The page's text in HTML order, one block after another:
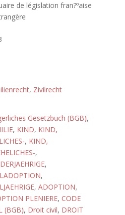
de législation fran?ºaise
, Zivilrecht
Gesetzbuch (BGB),
, KIND, KIND,
, KIND,
,
,
,
, ADOPTION,
PLENIERE, CODE
(BGB), Droit civil, DROIT